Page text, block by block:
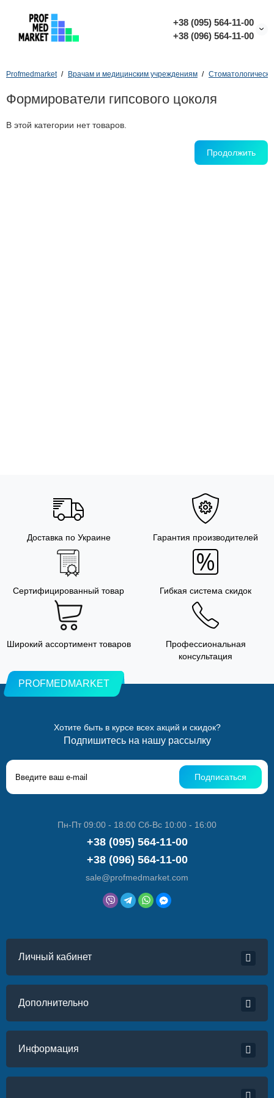
+38 (095) 564-11-00
+38 (096) 564-11-00
Profmedmarket Врачам и медицинским учреждениям
Формирователи гипсового цоколя
В этой категории нет товаров.
Продолжить
Доставка по Украине Гарантия производителей
Сертифицированный товар Гибкая система скидок
Широкий ассортимент товаров
Профессиональная
консультация
PROFMEDMARKET
Хотите быть в курсе всех акций и скидок?
Подпишитесь на нашу рассылку
Подписаться
Пн-Пт 09:00 - 18:00 Сб-Вс 10:00 - 16:00
+38 (095) 564-11-00
+38 (096) 564-11-00
sale@profmedmarket.com
Личный кабинет
Дополнительно
Информация